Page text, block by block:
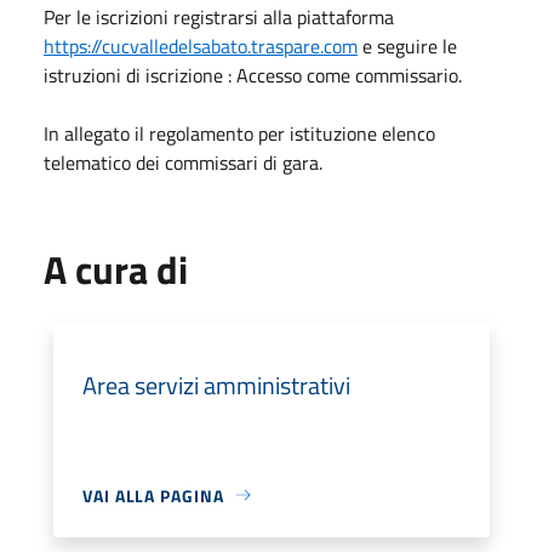
Per le iscrizioni registrarsi alla piattaforma
https://cucvalledelsabato.traspare.come seguire le
istruzioni di iscrizione : Accesso come commissario.
In allegato il regolamento per istituzione elenco
telematico dei commissari di gara.
A cura di
Area servizi amministrativi
VAI ALLA PAGINA